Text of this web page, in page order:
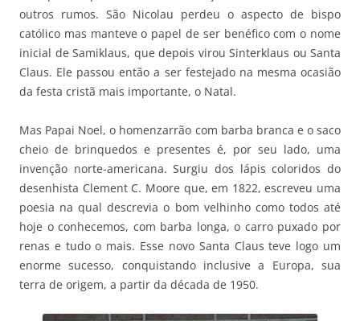
outros rumos. São Nicolau perdeu o aspecto de bispo
católico mas manteve o papel de ser benéfico com o nome
inicial de Samiklaus, que depois virou Sinterklaus ou Santa
Claus. Ele passou então a ser festejado na mesma ocasião
da festa cristã mais importante, o Natal.
Mas Papai Noel, o homenzarrão com barba branca e o saco
cheio de brinquedos e presentes é, por seu lado, uma
invenção norte-americana. Surgiu dos lápis coloridos do
desenhista Clement C. Moore que, em 1822, escreveu uma
poesia na qual descrevia o bom velhinho como todos até
hoje o conhecemos, com barba longa, o carro puxado por
renas e tudo o mais. Esse novo Santa Claus teve logo um
enorme sucesso, conquistando inclusive a Europa, sua
terra de origem, a partir da década de 1950.